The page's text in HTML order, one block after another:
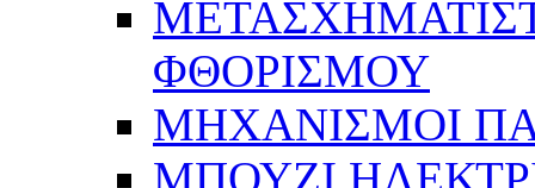
ΦΘΟΡΙΣΜΟΥ
ΜΗΧΑΝΙΣΜΟΙ